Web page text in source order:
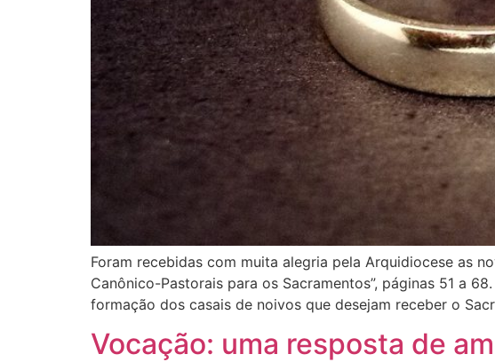
Foram recebidas com muita alegria pela Arquidiocese as
Canônico-Pastorais para os Sacramentos”, páginas 51 a
formação dos casais de noivos que desejam receber o
Vocação: uma resposta de